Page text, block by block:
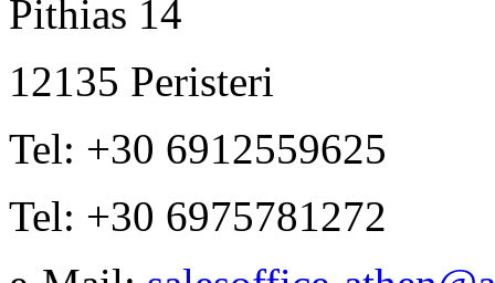
Pithias 14
12135 Peristeri
Tel: +30 6912559625
Tel: +30 6975781272